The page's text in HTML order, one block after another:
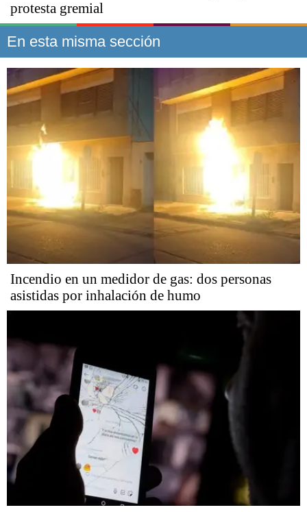
protesta gremial
En esta misma sección
Incendio en un medidor de gas: dos personas
asistidas por inhalación de humo